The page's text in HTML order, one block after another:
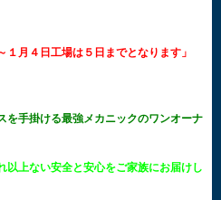
１月４日工場は５日までとなります」
手掛ける最強メカニックのワンオーナ
上ない安全と安心をご家族にお届けし